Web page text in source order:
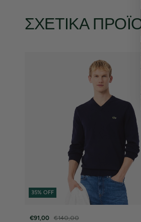
ΣΧΕΤΙΚΆ
35% OFF
€91,00 €140,00